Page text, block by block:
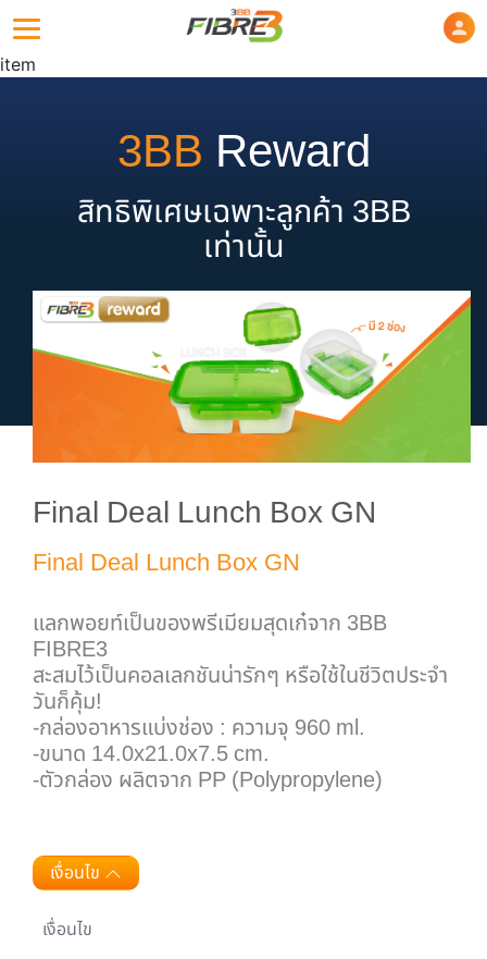
item
3BB Reward
สิทธิพิเศษเฉพาะลูกค้า 3BB
เท่านั้น
Final Deal Lunch Box GN
Final Deal Lunch Box GN
แลกพอยท์เป็นของพรีเมียมสุดเก๋จาก 3BB
FIBRE3
สะสมไว้เป็นคอลเลกชันน่ารักๆ หรือใช้ในชีวิตประจำ
วันก็คุ้ม!
-กล่องอาหารแบ่งช่อง : ความจุ 960 ml.
-ขนาด 14.0x21.0x7.5 cm.
-ตัวกล่อง ผลิตจาก PP (Polypropylene)
เงื่อนไข
เงื่อนไข